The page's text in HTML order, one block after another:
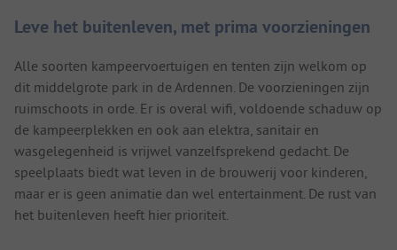
Leve het buitenleven, met prima voorzieningen
Alle soorten kampeervoertuigen en tenten zijn welkom op
dit middelgrote park in de Ardennen. De voorzieningen zijn
ruimschoots in orde. Er is overal wifi, voldoende schaduw op
de kampeerplekken en ook aan elektra, sanitair en
wasgelegenheid is vrijwel vanzelfsprekend gedacht. De
speelplaats biedt wat leven in de brouwerij voor kinderen,
maar er is geen animatie dan wel entertainment. De rust van
het buitenleven heeft hier prioriteit.